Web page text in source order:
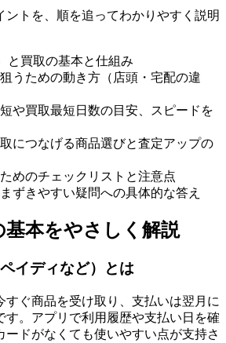
ントを、順を追ってわかりやすく説明
と買取の基本と仕組み
うための動き方（店頭・宅配の違
や買取最短日数の目安、スピードを
につなげる商品選びと査定アップの
めのチェックリストと注意点
ずきやすい疑問への具体的な答え
基本をやさしく解説
イディなど）とは
すぐ商品を受け取り、支払いは翌月に
す。アプリで利用履歴や支払い日を確
ードがなくても使いやすい点が支持さ